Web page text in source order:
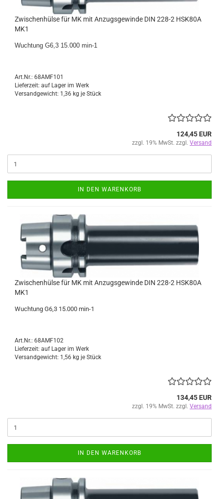
Zwischenhülse für MK mit Anzugsgewinde DIN 228-2 HSK80A
MK1
Wuchtung G6,3 15.000 min-1
Art.Nr.: 68AMF101
Lieferzeit: auf Lager im Werk
Versandgewicht: 1,36 kg je Stück
124,45 EUR
zzgl. 19% MwSt. zzgl. Versand
IN DEN WARENKORB
Zwischenhülse für MK mit Anzugsgewinde DIN 228-2 HSK80A
MK1
Wuchtung G6,3 15.000 min-1
Art.Nr.: 68AMF102
Lieferzeit: auf Lager im Werk
Versandgewicht: 1,56 kg je Stück
134,45 EUR
zzgl. 19% MwSt. zzgl. Versand
IN DEN WARENKORB